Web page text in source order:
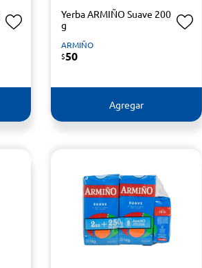
Yerba ARMIÑO Suave 200
g
ARMIÑO
$50
Agregar